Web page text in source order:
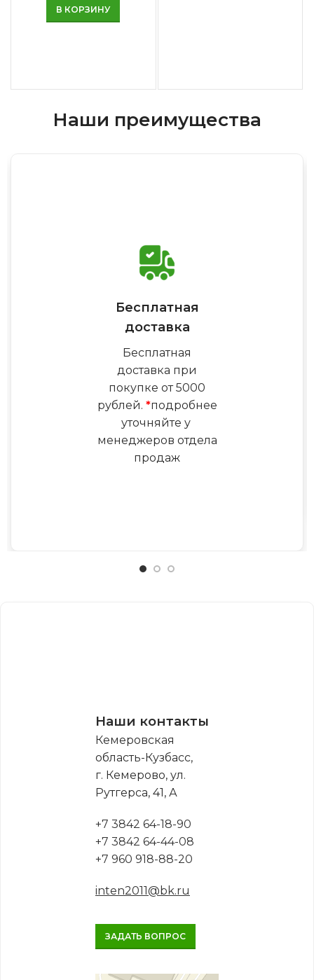
В КОРЗИНУ
Наши преимущества
Бесплатная
доставка
Бесплатная
доставка при
покупке от 5000
рублей. *подробнее
уточняйте у
менеджеров отдела
продаж
Наши контакты
Кемеровская
область-Кузбасс,
г. Кемерово, ул.
Рутгерса, 41, А
+7 3842 64-18-90
+7 3842 64-44-08
+7 960 918-88-20
inten2011@bk.ru
ЗАДАТЬ ВОПРОС